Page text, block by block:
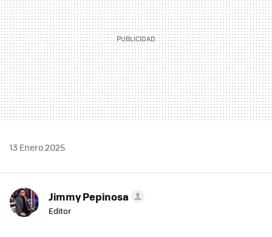
13 Enero 2025
Jimmy Pepinosa
Editor